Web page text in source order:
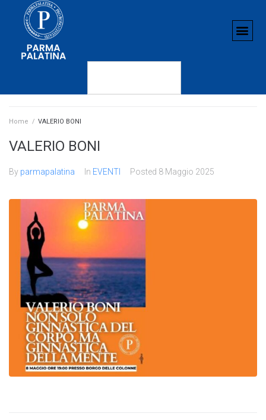
Home / VALERIO BONI
VALERIO BONI
By parmapalatina In EVENTI Posted 8 Maggio 2025